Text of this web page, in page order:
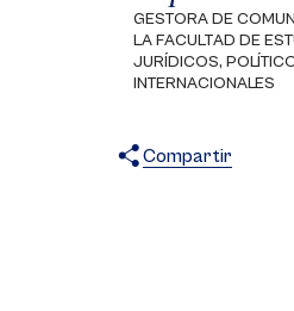
GESTORA DE
LA FACULTAD DE
JURÍDICOS,
INTERNACIONALES
Compartir